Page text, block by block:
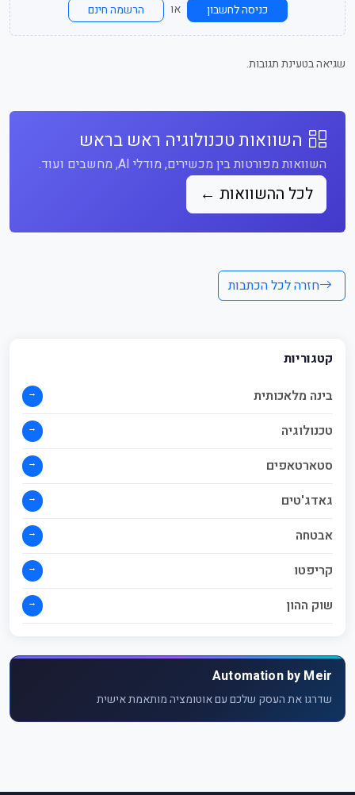
כניסה לחשבון
או הרשמה חינם
שגיאה בטעינת תגובות.
השוואות טכנולוגיה ראש בראש
השוואות מפורטות בין מכשירים, מודלי AI, מחשבים ועוד.
לכל ההשוואות ←
חזרה לכל הכתבות
קטגוריות
בינה מלאכותית
→
טכנולוגיה →
סטארטאפים →
גאדג'טים →
אבטחה →
קריפטו →
שוק ההון →
Automation by Meir
שדרגו את העסק שלכם עם אוטומציה מותאמת אישית